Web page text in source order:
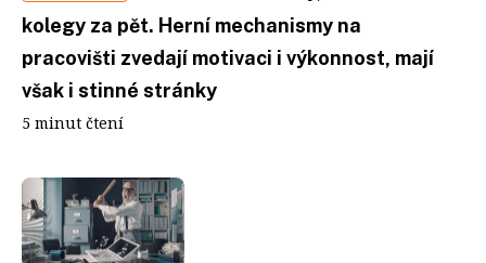
kolegy za pět. Herní mechanismy na
pracovišti zvedají motivaci i výkonnost, mají
však i stinné stránky
5 minut čtení